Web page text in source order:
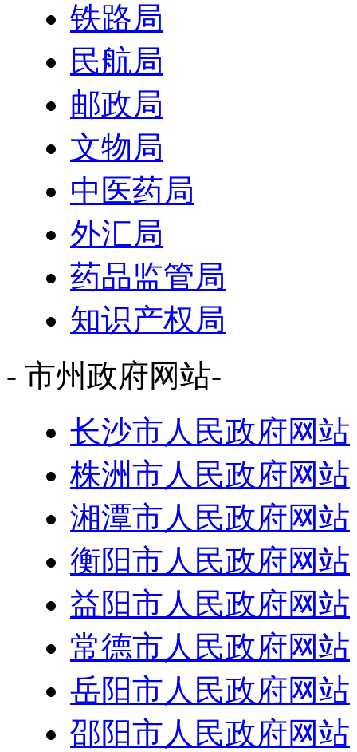
铁路局
民航局
邮政局
文物局
中医药局
外汇局
药品监管局
知识产权局
- 市州政府网站-
长沙市人民政府网站
株洲市人民政府网站
湘潭市人民政府网站
衡阳市人民政府网站
益阳市人民政府网站
常德市人民政府网站
岳阳市人民政府网站
邵阳市人民政府网站